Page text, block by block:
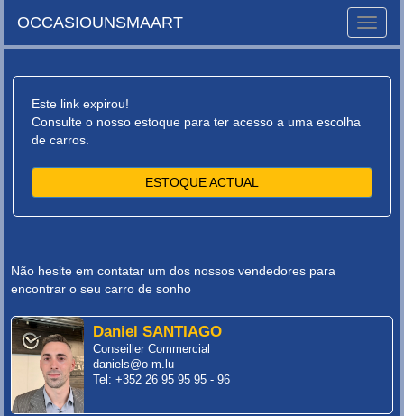
Toggle
OCCASIOUNSMAART
Este link expirou!
Consulte o nosso estoque para ter acesso a uma escolha
de carros.
ESTOQUE ACTUAL
Não hesite em contatar um dos nossos vendedores para
encontrar o seu carro de sonho
Daniel SANTIAGO
Conseiller Commercial
daniels@o-m.lu
Tel: +352 26 95 95 95 - 96